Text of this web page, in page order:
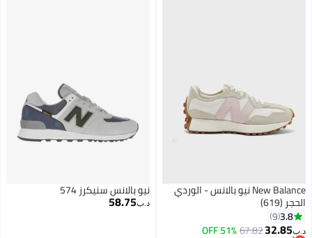
New Balance نيو بالانس - الوردي
الحجر (619)
3.8
9
د.ب‏32.85
67.82
51% OFF
نيو بالانس سنيكرز 574
د.ب‏58.75